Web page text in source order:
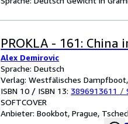
PROKLA - 161:
Alex Demirovic
Sprache: Deutsch
Verlag: Westfälisches
ISBN 10 / ISBN 13: 3896913611 /
SOFTCOVER
Anbieter: Bookbot, Prague,